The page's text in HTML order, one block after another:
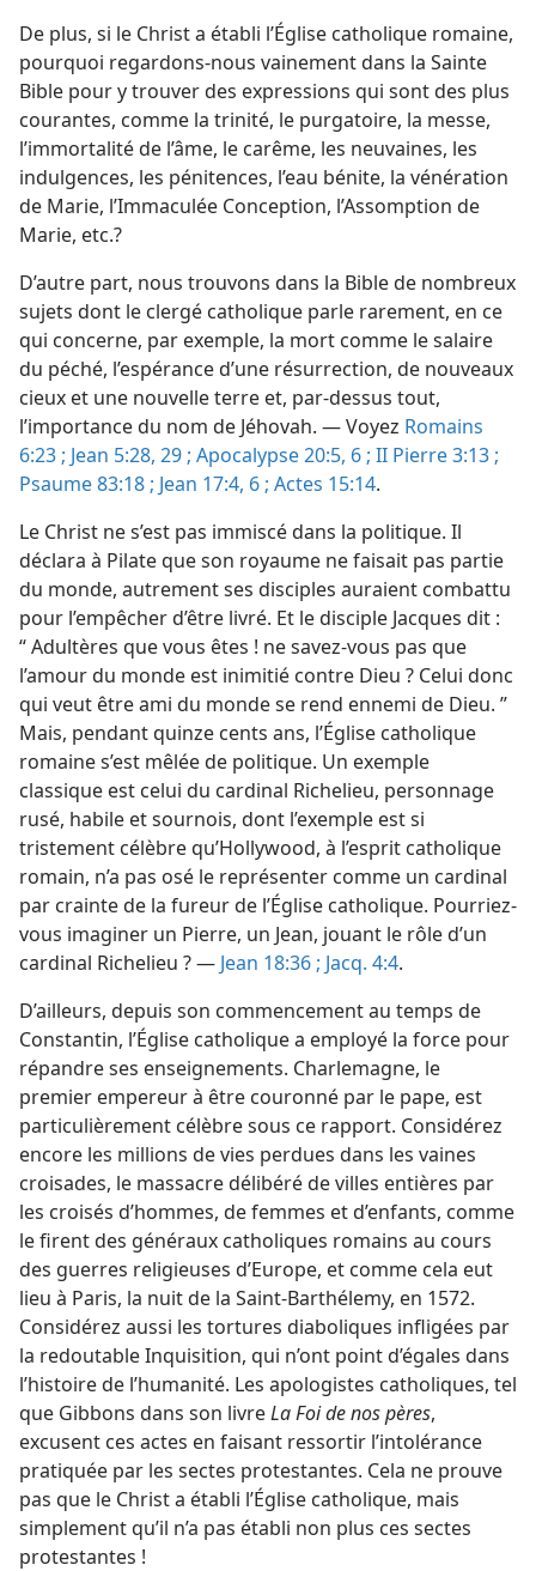
De plus, si le Christ a établi l’Église catholique romaine,
pourquoi regardons-​nous vainement dans la Sainte
Bible pour y trouver des expressions qui sont des plus
courantes, comme la trinité, le purgatoire, la messe,
l’immortalité de l’âme, le carême, les neuvaines, les
indulgences, les pénitences, l’eau bénite, la vénération
de Marie, l’Immaculée Conception, l’Assomption de
Marie, etc.?
D’autre part, nous trouvons dans la Bible de nombreux
sujets dont le clergé catholique parle rarement, en ce
qui concerne, par exemple, la mort comme le salaire
du péché, l’espérance d’une résurrection, de nouveaux
cieux et une nouvelle terre et, par-dessus tout,
l’importance du nom de Jéhovah. — Voyez Romains
6:23 ; Jean 5:28, 29 ; Apocalypse 20:5, 6 ; II Pierre 3:13 ;
Psaume 83:18 ; Jean 17:4, 6 ; Actes 15:14.
Le Christ ne s’est pas immiscé dans la politique. Il
déclara à Pilate que son royaume ne faisait pas partie
du monde, autrement ses disciples auraient combattu
pour l’empêcher d’être livré. Et le disciple Jacques dit :
“ Adultères que vous êtes ! ne savez-​vous pas que
l’amour du monde est inimitié contre Dieu ? Celui donc
qui veut être ami du monde se rend ennemi de Dieu. ”
Mais, pendant quinze cents ans, l’Église catholique
romaine s’est mêlée de politique. Un exemple
classique est celui du cardinal Richelieu, personnage
rusé, habile et sournois, dont l’exemple est si
tristement célèbre qu’Hollywood, à l’esprit catholique
romain, n’a pas osé le représenter comme un cardinal
par crainte de la fureur de l’Église catholique. Pourriez-​
vous imaginer un Pierre, un Jean, jouant le rôle d’un
cardinal Richelieu ? — Jean 18:36 ; Jacq. 4:4.
D’ailleurs, depuis son commencement au temps de
Constantin, l’Église catholique a employé la force pour
répandre ses enseignements. Charlemagne, le
premier empereur à être couronné par le pape, est
particulièrement célèbre sous ce rapport. Considérez
encore les millions de vies perdues dans les vaines
croisades, le massacre délibéré de villes entières par
les croisés d’hommes, de femmes et d’enfants, comme
le firent des généraux catholiques romains au cours
des guerres religieuses d’Europe, et comme cela eut
lieu à Paris, la nuit de la Saint-Barthélemy, en 1572.
Considérez aussi les tortures diaboliques infligées par
la redoutable Inquisition, qui n’ont point d’égales dans
l’histoire de l’humanité. Les apologistes catholiques, tel
que Gibbons dans son livreLa Foi de nos pères,
excusent ces actes en faisant ressortir l’intolérance
pratiquée par les sectes protestantes. Cela ne prouve
pas que le Christ a établi l’Église catholique, mais
simplement qu’il n’a pas établi non plus ces sectes
protestantes !